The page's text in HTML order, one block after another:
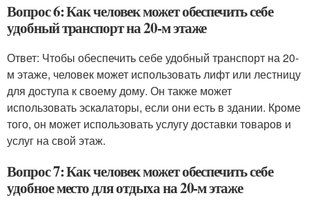
Вопрос 6: Как человек может обеспечить себе
удобный транспорт на 20-м этаже
Ответ: Чтобы обеспечить себе удобный транспорт на 20-
м этаже, человек может использовать лифт или лестницу
для доступа к своему дому. Он также может
использовать эскалаторы, если они есть в здании. Кроме
того, он может использовать услугу доставки товаров и
услуг на свой этаж.
Вопрос 7: Как человек может обеспечить себе
удобное место для отдыха на 20-м этаже